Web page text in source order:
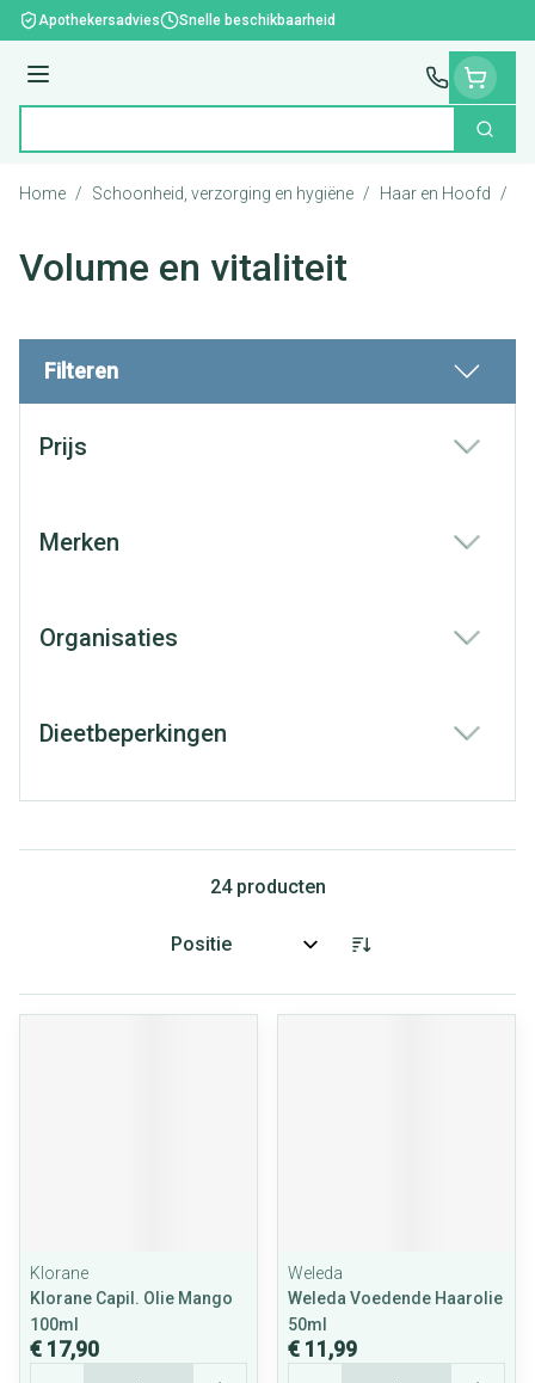
Ga naar de inhoud
Apothekersadvies Snelle beschikbaarheid
Menu
Zoek
Home / Schoonheid, verzorging en hygiëne / Haar en Hoofd /
Volume en vitaliteit
Filteren
Prijs
Merken
Organisaties
Dieetbeperkingen
24producten
Sorteer op:
Klorane
Klorane Capil. Olie Mango
100ml
€ 17,90
Weleda
Weleda Voedende Haarolie
50ml
€ 11,99